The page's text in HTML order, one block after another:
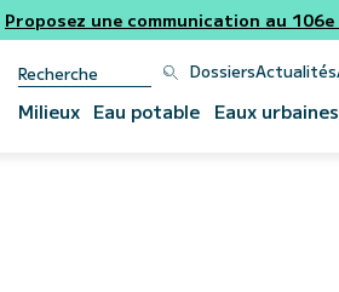
Proposez une communication au
DossiersActualités
Milieux Eau potable Eaux urbaines